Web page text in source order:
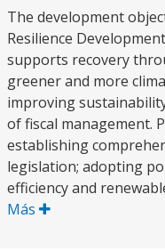
The development
Resilience
supports recovery
greener and more
improving
of fiscal management.
establishing
legislation; adopting
efficiency and
Más